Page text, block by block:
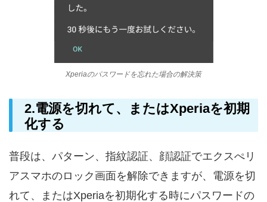
Xperiaのパスワードを忘れた場合の解決策
2.電源を切れて、またはXperiaを初期
化する
普段は、パターン、指紋認証、顔認証でエクスぺリ
アスマホのロック画面を解除できますが、電源を切
れて、またはXperiaを初期化する時にパスワードの